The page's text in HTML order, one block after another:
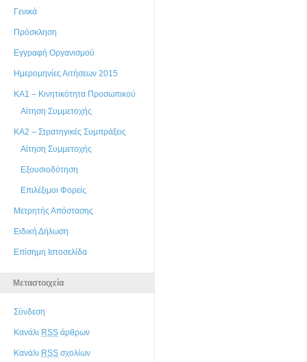
Γενικά
Πρόσκληση
Εγγραφή Οργανισμού
Ημερομηνίες Αιτήσεων 2015
ΚΑ1 – Κινητικότητα Προσωπικού
Αίτηση Συμμετοχής
ΚΑ2 – Στρατηγικές Συμπράξεις
Αίτηση Συμμετοχής
Εξουσιοδότηση
Επιλέξιμοι Φορείς
Μετρητής Απόστασης
Ειδική Δήλωση
Επίσημη Ιστοσελίδα
Μεταστοιχεία
Σύνδεση
Κανάλι RSS άρθρων
Κανάλι RSS σχολίων